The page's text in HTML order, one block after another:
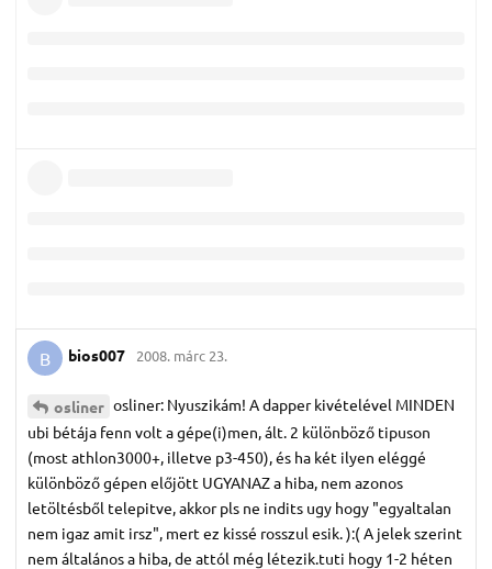
B bios007 2008. márc 23.
osliner osliner: Nyuszikám! A dapper kivételével MINDEN
ubi bétája fenn volt a gépe(i)men, ált. 2 különböző tipuson
(most athlon3000+, illetve p3-450), és ha két ilyen eléggé
különböző gépen előjött UGYANAZ a hiba, nem azonos
letöltésből telepitve, akkor pls ne indits ugy hogy "egyaltalan
nem igaz amit irsz", mert ez kissé rosszul esik. ):( A jelek szerint
nem általános a hiba, de attól még létezik.tuti hogy 1-2 héten